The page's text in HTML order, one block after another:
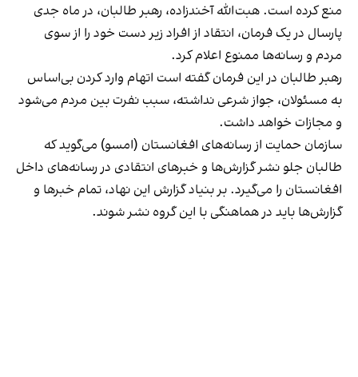
منع کرده است. هبت‌الله آخندزاده، رهبر طالبان، در ماه جدی
پارسال در یک فرمان، انتقاد از افراد زیر دست خود را از سوی
مردم و رسانه‌ها ممنوع اعلام کرد.
رهبر طالبان در این فرمان گفته است اتهام وارد کردن بی‌اساس
به مسئولان، جواز شرعی نداشته، سبب نفرت بین مردم می‌شود
و مجازات خواهد داشت.
سازمان حمایت از رسانه‌های افغانستان (امسو) می‌گوید که
طالبان جلو نشر گزارش‌ها و خبرهای انتقادی در رسانه‌های داخل
افغانستان را می‌گیرد. بر بنیاد گزارش این نهاد، تمام خبرها و
گزارش‌ها باید در هماهنگی با این گروه نشر شوند.